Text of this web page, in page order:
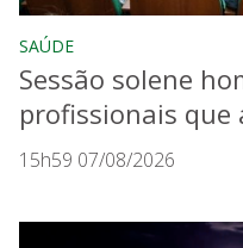
SAÚDE
Sessão solene
profissionais que
15h59 07/08/2026